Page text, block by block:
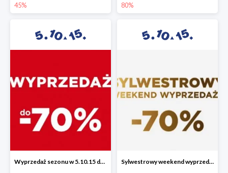
45% 80%
Wyprzedaż sezonu w 5.10.15 do -70% Sylwestrowy weekend wyprzedaży do -70%